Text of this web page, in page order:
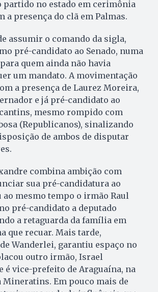
partido no estado em cerimônia
a presença do clã em Palmas.
assumir o comando da sigla,
pré-candidato ao Senado, numa
quem ainda não havia
um mandato. A movimentação
a presença de Laurez Moreira,
e já pré-candidato ao
mesmo rompido com
(Republicanos), sinalizando
de ambos de disputar
combina ambição com
sua pré-candidatura ao
ao mesmo tempo o irmão Raul
pré-candidato a deputado
a retaguarda da família em
que recuar. Mais tarde,
Wanderlei, garantiu espaço no
outro irmão, Israel
é vice-prefeito de Araguaína, na
Mineratins. Em pouco mais de